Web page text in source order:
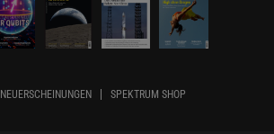
SPEKTRUM SHOP